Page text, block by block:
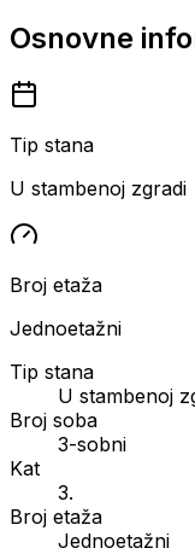
Osnovne
Tip stana
U stambenoj zgradi
Broj etaža
Jednoetažni
Tip stana
U stambenoj
Broj soba
3-sobni
Kat
3.
Broj etaža
Jednoetažni